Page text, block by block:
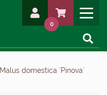
0
Malus domestica `Pinova`